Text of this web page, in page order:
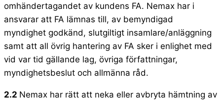
omhändertagandet av kundens FA. Nemax har i
ansvarar att FA lämnas till, av bemyndigad
myndighet godkänd, slutgiltigt insamlare/anläggning
samt att all övrig hantering av FA sker i enlighet med
vid var tid gällande lag, övriga författningar,
myndighetsbeslut och allmänna råd.
2.2 Nemax har rätt att neka eller avbryta hämtning av